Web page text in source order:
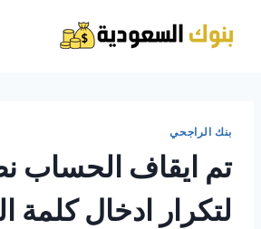
بنك الراجحي
تم ايقاف الحساب
لتكرار ادخال كلمة